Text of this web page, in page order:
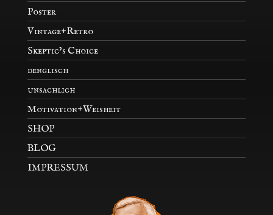
Poster
Vintage+Retro
Skeptic’s Choice
denglisch
unsachlich
Motivation+Weisheit
SHOP
BLOG
IMPRESSUM